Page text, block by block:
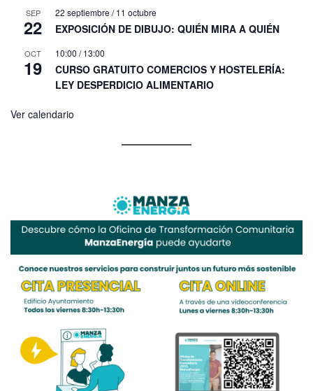
SEP
22
22 septiembre /11 octubre
EXPOSICIÓN DE DIBUJO: QUIÉN MIRA A QUIÉN
OCT
19
10:00 /13:00
CURSO GRATUITO COMERCIOS Y HOSTELERÍA:
LEY DESPERDICIO ALIMENTARIO
Ver calendario